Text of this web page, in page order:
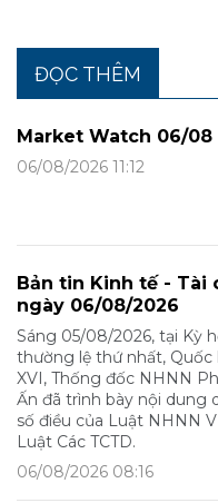
ĐỌC THÊM
Market Watch 06/08
06/08/2026 11:12
Bản tin Kinh tế - Tài
ngày 06/08/2026
Sáng 05/08/2026, tại Kỳ
thường lệ thứ nhất, Quốc
XVI, Thống đốc NHNN
Ấn đã trình bày nội dung
số điều của Luật NHNN
Luật Các TCTD.
06/08/2026 08:16